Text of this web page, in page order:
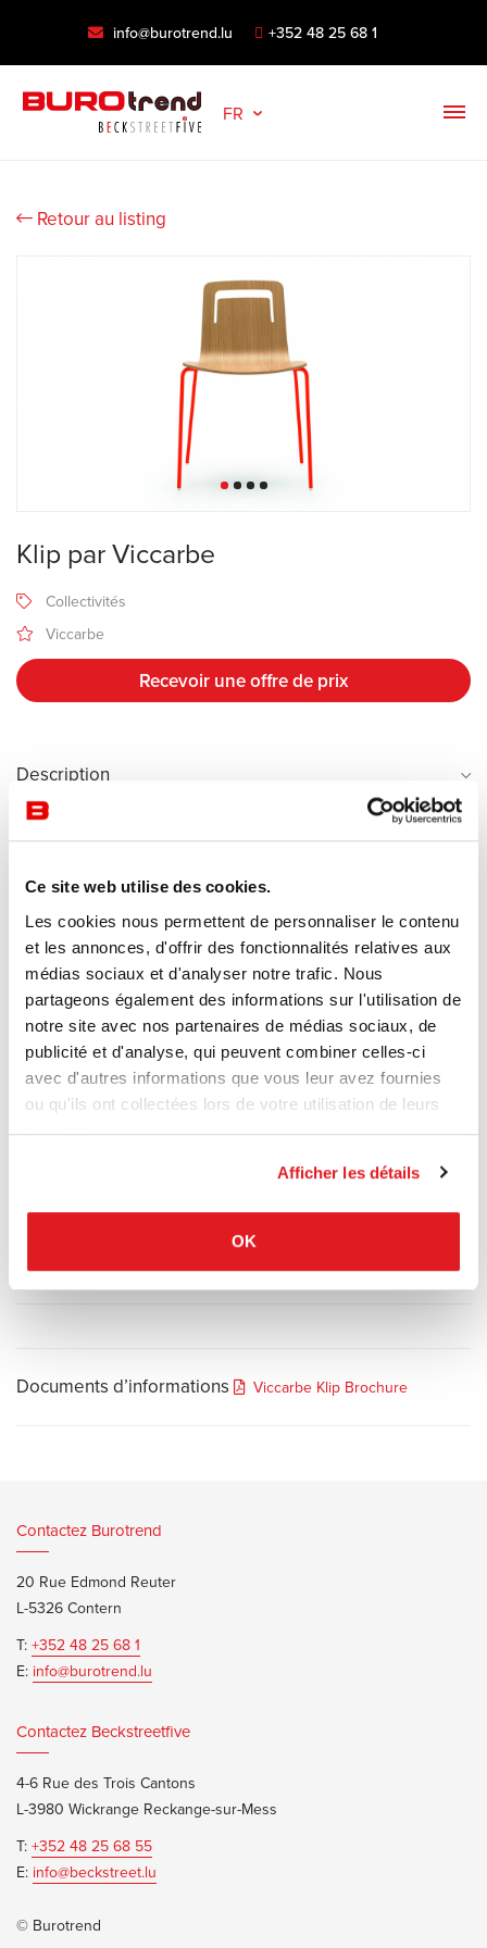
Ce site web utilise des cookies.
Les cookies nous permettent de personnaliser le contenu
et les annonces, d'offrir des fonctionnalités relatives aux
médias sociaux et d'analyser notre trafic. Nous
partageons également des informations sur l'utilisation de
notre site avec nos partenaires de médias sociaux, de
publicité et d'analyse, qui peuvent combiner celles-ci
avec d'autres informations que vous leur avez fournies
ou qu'ils ont collectées lors de votre utilisation de leurs
services.
Afficher les détails
OK
info@burotrend.lu +352 48 25 68 1
FR
Retour au listing
Klip par Viccarbe
Collectivités
Viccarbe
Recevoir une offre de prix
Description
designer et fondateur de la marque Víctor Carrasco en 2014, est
résolument méditerranéen.
Pensée à l'origine pour s'adapter à une multitude d'espaces
(bureaux, universités, restaurants, bibliothèques ou usage
résidentiel), elle se distingue par sa modularité extrême et son
intelligence ergonomique.
Matériaux
Accessoires
Documents d’informations Viccarbe Klip Brochure
Contactez Burotrend
20 Rue Edmond Reuter
L-5326 Contern
T: +352 48 25 68 1
E: info@burotrend.lu
Contactez Beckstreetfive
4-6 Rue des Trois Cantons
L-3980 Wickrange Reckange-sur-Mess
T: +352 48 25 68 55
E: info@beckstreet.lu
© Burotrend